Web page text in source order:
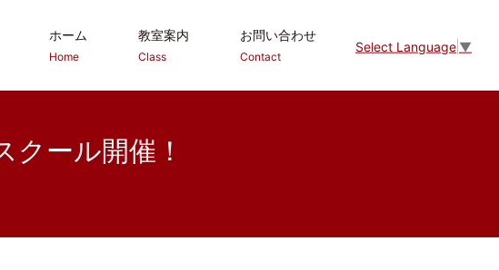
Select Language ▼
ホーム
Home
教室案内
Class
お問い合わせ
Contact
ール開催！